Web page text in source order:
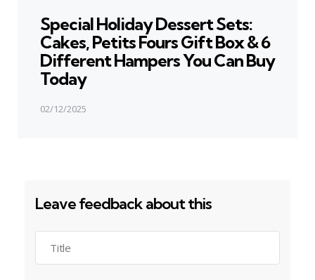
Special Holiday Dessert Sets:
Cakes, Petits Fours Gift Box & 6
Different Hampers You Can Buy
Today
02/12/2025
Leave feedback about this